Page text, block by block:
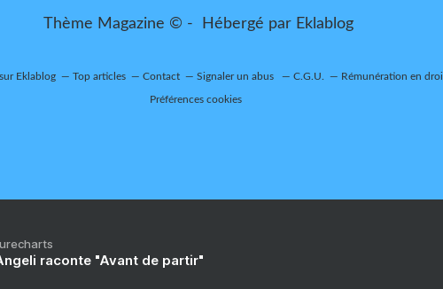
Thème Magazine © - Hébergé par Eklablog
Eklablog Top articles Contact Signaler un abus C.G.U. Rémunération en
Préférences cookies
raconte "Avant de partir"